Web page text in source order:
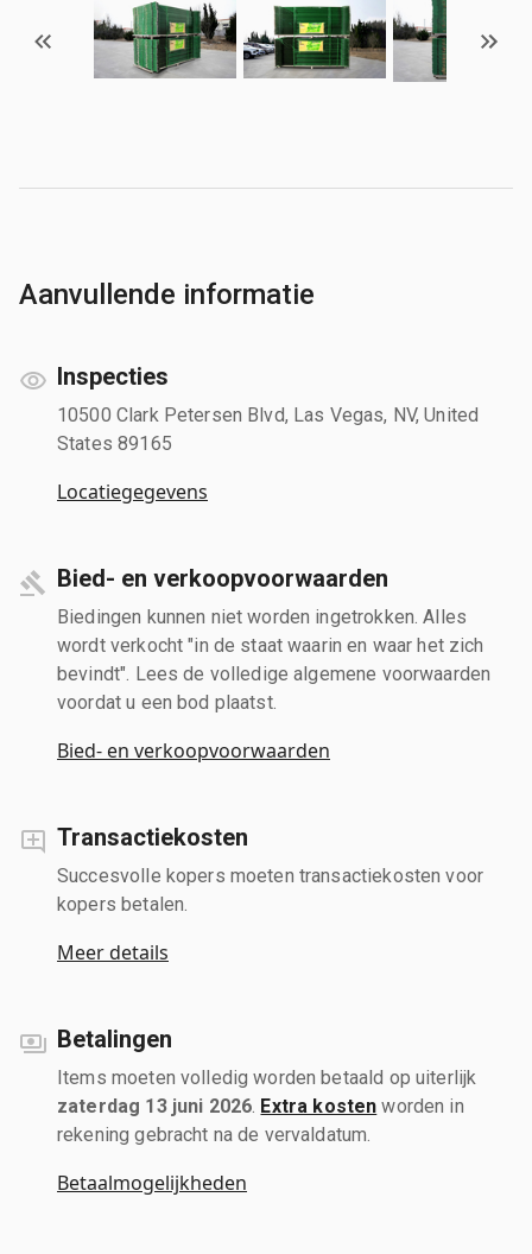
Aanvullende informatie
Inspecties
10500 Clark Petersen Blvd, Las Vegas, NV, United
States 89165
Locatiegegevens
Bied- en verkoopvoorwaarden
Biedingen kunnen niet worden ingetrokken. Alles
wordt verkocht "in de staat waarin en waar het zich
bevindt". Lees de volledige algemene voorwaarden
voordat u een bod plaatst.
Bied- en verkoopvoorwaarden
Transactiekosten
Succesvolle kopers moeten transactiekosten voor
kopers betalen.
Meer details
Betalingen
Items moeten volledig worden betaald op uiterlijk
zaterdag 13 juni 2026 Extra kosten worden in
rekening gebracht na de vervaldatum.
Betaalmogelijkheden